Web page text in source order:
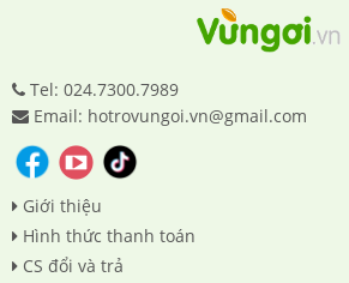
Tel: 024.7300.7989
Email: hotrovungoi.vn@gmail.com
Giới thiệu
Hình thức thanh toán
CS đổi và trả